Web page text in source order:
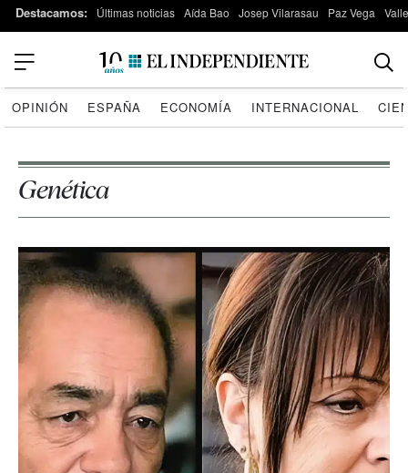
Destacamos: Últimas noticias Aída Bao Josep Vilarasau Paz Vega
OPINIÓN ESPAÑA ECONOMÍA INTERNACIONAL
Genética